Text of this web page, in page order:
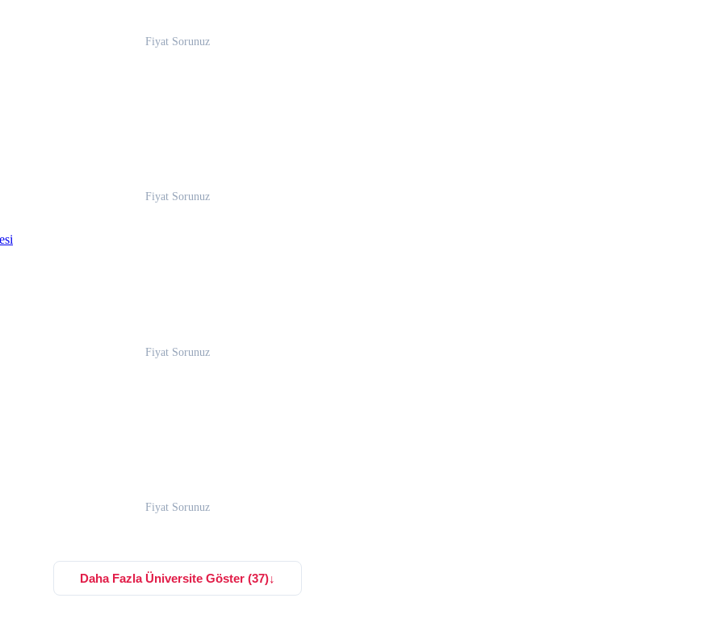
Fiyat Sorunuz
Fiyat Sorunuz
Fiyat Sorunuz
Fiyat Sorunuz
Daha Fazla Üniversite Göster (37)↓